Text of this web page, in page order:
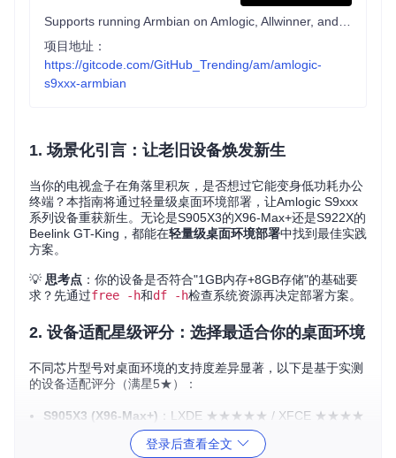
项目地址：
https://gitcode.com/GitHub_Trending/am/amlogic-
s9xxx-armbian
1. 场景化引言：让老旧设备焕发新生
当你的电视盒子在角落里积灰，是否想过它能变身低功耗办公
终端？本指南将通过轻量级桌面环境部署，让Amlogic S9xxx
系列设备重获新生。无论是S905X3的X96-Max+还是S922X的
Beelink GT-King，都能在轻量级桌面环境部署中找到最佳实践
方案。
💡 思考点 ：你的设备是否符合"1GB内存+8GB存储"的基础要
求？先通过free -h和df -h检查系统资源再决定部署方案。
2. 设备适配星级评分：选择最适合你的桌面环境
不同芯片型号对桌面环境的支持度差异显著，以下是基于实测
的设备适配评分（满星5★）：
S905X3 (X96-Max+) ：LXDE ★★★★★ / XFCE ★★★★
理由：2GB内存足以流畅运行LXDE，XFCE需关闭部分特
登录后查看全文